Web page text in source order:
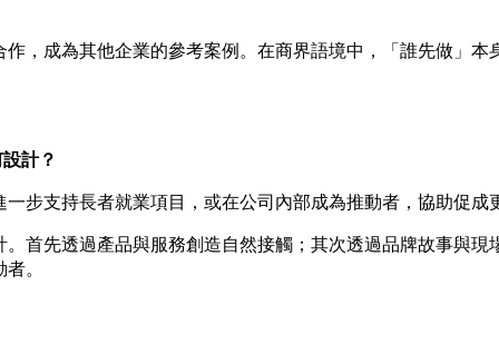
，成為其他企業的參考案例。在商界語境中，「誰先做」
計？
步支持長者就業項目，或在公司內部成為推動者，協助促成
先透過產品與服務創造自然接觸；其次透過品牌故事與現
。